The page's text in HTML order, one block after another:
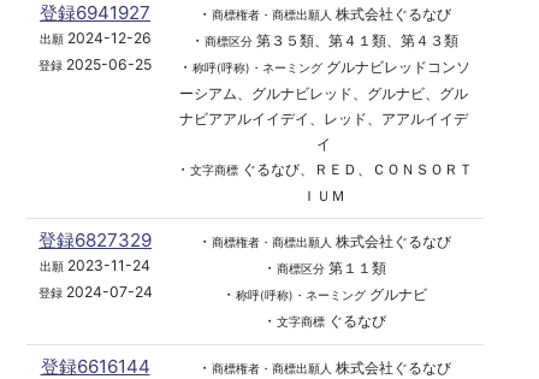
登録6941927
出願2024-12-26
登録 2025-06-25
・ 商標権者・商標出願人 株式会社ぐるなび
・ 商標区分第３５類、第４１類、第４３類
・ 称呼(呼称)・ネーミンググルナビレッドコンソ
ーシアム、グルナビレッド、グルナビ、グル
ナビアアルイイデイ、レッド、アアルイイデ
イ
・ 文字商標ぐるなび、ＲＥＤ、ＣＯＮＳＯＲＴ
ＩＵＭ
登録6827329
出願 2023-11-24
登録2024-07-24
・ 商標権者・商標出願人 株式会社ぐるなび
・ 商標区分第１１類
・ 称呼(呼称)・ネーミンググルナビ
・ 文字商標ぐるなび
登録6616144 ・ 商標権者・商標出願人 株式会社ぐるなび